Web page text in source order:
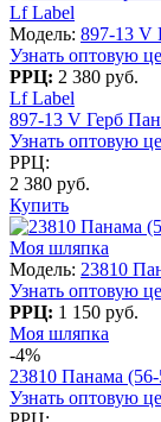
Lf Label
Модель: 897-13 V
Узнать оптовую
РРЦ: 2 380 руб.
Lf Label
897-13 V Герб
Узнать оптовую
РРЦ:
2 380 руб.
Купить
Моя шляпка
Модель: 23810
Узнать оптовую
РРЦ: 1 150 руб.
Моя шляпка
-4%
23810 Панама
Узнать оптовую